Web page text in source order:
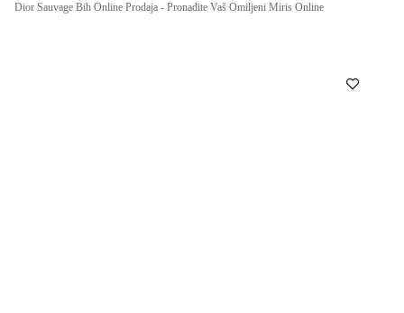
Dior Sauvage Bih Online Prodaja - Pronađite Vaš Omiljeni Miris Online